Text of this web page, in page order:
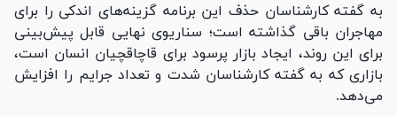
به گفته کارشناسان حذف این برنامه گزینه‌های اندکی را برای
مهاجران باقی گذاشته است؛ سناریوی نهایی قابل پیش‌بینی
برای این روند، ایجاد بازار پرسود برای قاچاقچیان انسان است،
بازاری که به گفته کارشناسان شدت و تعداد جرایم را افزایش
می‌دهد.